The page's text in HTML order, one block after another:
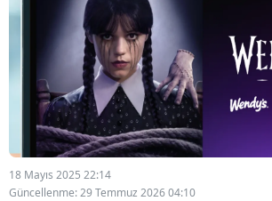
18 Mayıs 2025 22:14
Güncellenme: 29 Temmuz 2026 04:10